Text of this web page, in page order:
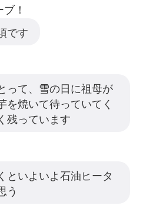
！
です
って、雪の日に祖母が
を焼いて待っていてく
残っています
といよいよ石油ヒータ
う